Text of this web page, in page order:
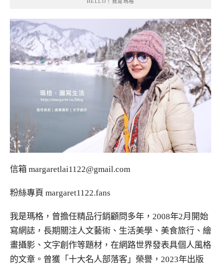
HELLO！我是瑪格
信箱 margaretlai1122@gmail.com
粉絲專頁 margaret1122.fans
我是瑪格，曾擔任精品行銷顧問多年，2008年2月開始
寫網誌，長期關注人文藝術、生活美學、美食旅行、繪
畫攝影、文字創作等題材，在網路世界發表具個人風格
的文章。曾獲「十大名人部落客」榮譽，2023年出版